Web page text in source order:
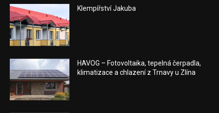
Klempířství Jakuba
HAVOG – Fotovoltaika, tepelná čerpadla,
klimatizace a chlazení z Trnavy u Zlína